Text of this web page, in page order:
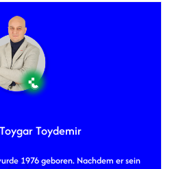
Toydemir
1976 geboren. Nachdem er sein